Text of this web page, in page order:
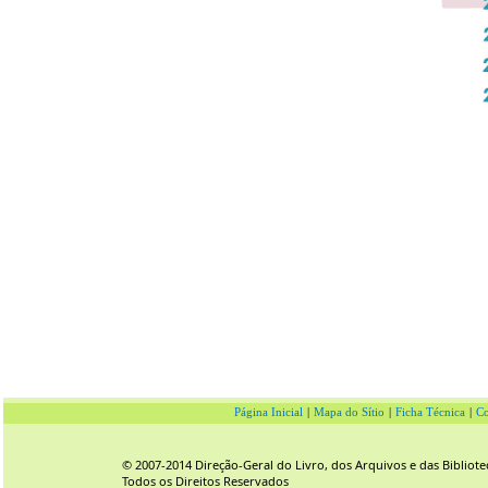
Página Inicial Mapa do Sítio Ficha Técnica
© 2007-2014 Direção-Geral do Livro, dos Arquivos e das
Todos os Direitos Reservados